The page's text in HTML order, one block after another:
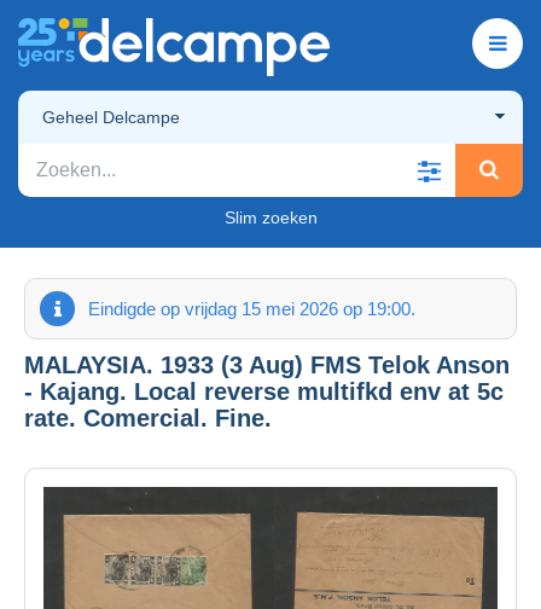
Geheel Delcampe
Slim zoeken
Eindigde op vrijdag 15 mei 2026 op 19:00.
MALAYSIA. 1933 (3 Aug) FMS Telok Anson
- Kajang. Local reverse multifkd env at 5c
rate. Comercial. Fine.